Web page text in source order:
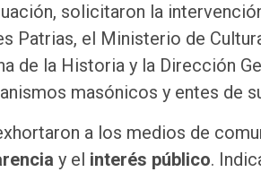
solicitaron la
Patrias, el Ministerio de
de la Historia y la Dirección
masónicos y entes de
a los medios de
y el interés público.